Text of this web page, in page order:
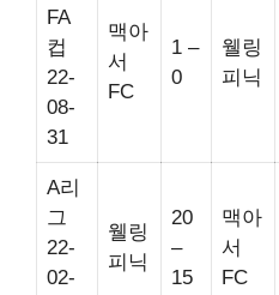
FA
컵
22-
08-
31
맥아
서
FC
1 –
0
웰링
피닉
A리
그
22-
02-
웰링
피닉
20
–
15
맥아
서
FC